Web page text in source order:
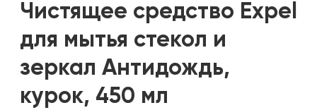
Чистящее средство Expel
для мытья стекол и
зеркал Антидождь,
курок, 450 мл